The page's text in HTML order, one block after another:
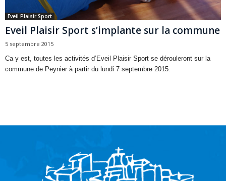
Eveil Plaisir Sport
Eveil Plaisir Sport s’implante sur la commune
5 septembre 2015
Ca y est, toutes les activités d’Eveil Plaisir Sport se dérouleront sur la
commune de Peynier à partir du lundi 7 septembre 2015.